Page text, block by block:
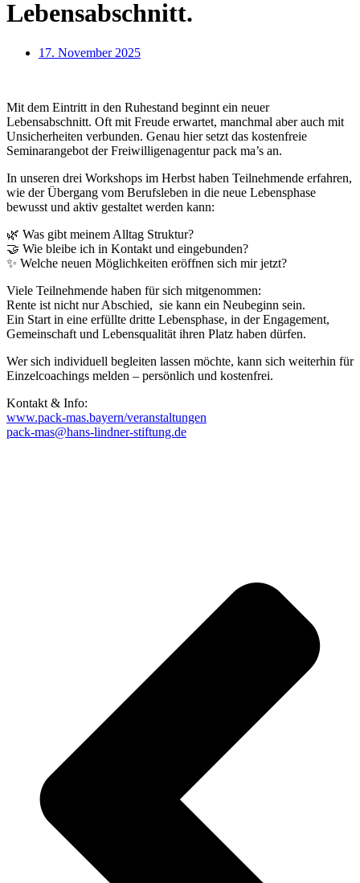
Lebensabschnitt.
17. November 2025
Mit dem Eintritt in den Ruhestand beginnt ein neuer
Lebensabschnitt. Oft mit Freude erwartet, manchmal aber auch mit
Unsicherheiten verbunden. Genau hier setzt das kostenfreie
Seminarangebot der Freiwilligenagentur pack ma’s an.
In unseren drei Workshops im Herbst haben Teilnehmende erfahren,
wie der Übergang vom Berufsleben in die neue Lebensphase
bewusst und aktiv gestaltet werden kann:
🌿 Was gibt meinem Alltag Struktur?
🤝 Wie bleibe ich in Kontakt und eingebunden?
✨ Welche neuen Möglichkeiten eröffnen sich mir jetzt?
Viele Teilnehmende haben für sich mitgenommen:
Rente ist nicht nur Abschied, sie kann ein Neubeginn sein.
Ein Start in eine erfüllte dritte Lebensphase, in der Engagement,
Gemeinschaft und Lebensqualität ihren Platz haben dürfen.
Wer sich individuell begleiten lassen möchte, kann sich weiterhin für
Einzelcoachings melden – persönlich und kostenfrei.
Kontakt & Info:
www.pack-mas.bayern/veranstaltungen
pack-mas@hans-lindner-stiftung.de